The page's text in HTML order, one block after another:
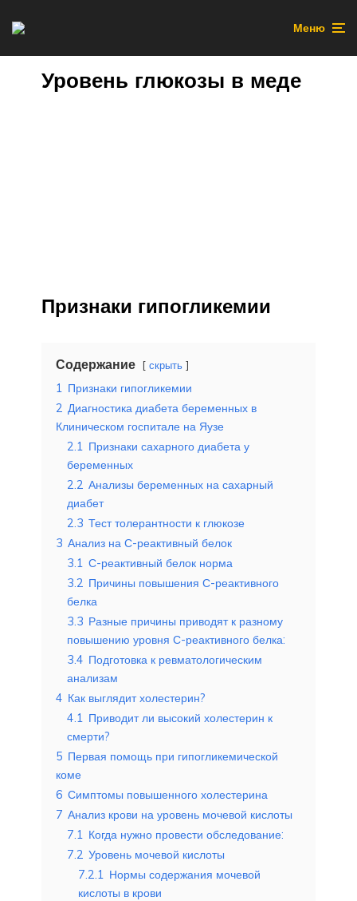
Меню
Уровень глюкозы в меде
Признаки гипогликемии
Содержание скрыть
1 Признаки гипогликемии
2 Диагностика диабета беременных в
Клиническом госпитале на Яузе
2.1 Признаки сахарного диабета у
беременных
2.2 Анализы беременных на сахарный
диабет
2.3 Тест толерантности к глюкозе
3 Анализ на С-реактивный белок
3.1 С-реактивный белок норма
3.2 Причины повышения С-реактивного
белка
3.3 Разные причины приводят к разному
повышению уровня С-реактивного белка:
3.4 Подготовка к ревматологическим
анализам
4 Как выглядит холестерин?
4.1 Приводит ли высокий холестерин к
смерти?
5 Первая помощь при гипогликемической
коме
6 Симптомы повышенного холестерина
7 Анализ крови на уровень мочевой кислоты
7.1 Когда нужно провести обследование:
7.2 Уровень мочевой кислоты
7.2.1 Нормы содержания мочевой
кислоты в крови